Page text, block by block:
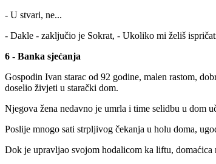
- U stvari, ne...
- Dakle - zaključio je Sokrat, - Ukoliko mi želiš
6 - Banka sjećanja
Gospodin Ivan starac od 92 godine, malen rastom,
doselio živjeti u starački dom.
Njegova žena nedavno je umrla i time selidbu u dom
Poslije mnogo sati strpljivog čekanja u holu doma,
Dok je upravljao svojom hodalicom ka liftu,